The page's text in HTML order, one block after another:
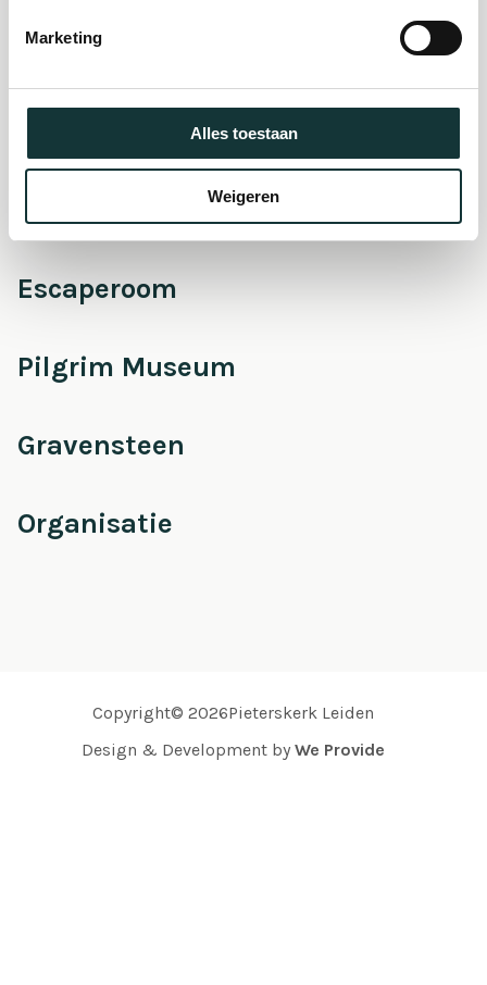
Marketing
Alles toestaan
Weigeren
Onderhoud &
Escaperoom
Pilgrim Museum
Gravensteen
Organisatie
Copyright© 2026Pieterskerk Leiden
Design & Development by We Provide